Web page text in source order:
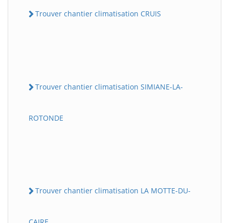
Trouver chantier climatisation CRUIS
Trouver chantier climatisation SIMIANE-LA-
ROTONDE
Trouver chantier climatisation LA MOTTE-DU-